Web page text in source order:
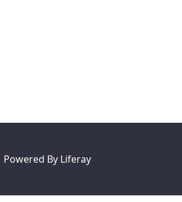
Powered By Liferay